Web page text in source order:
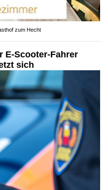
zum Hecht
E-Scooter-Fahrer
sich